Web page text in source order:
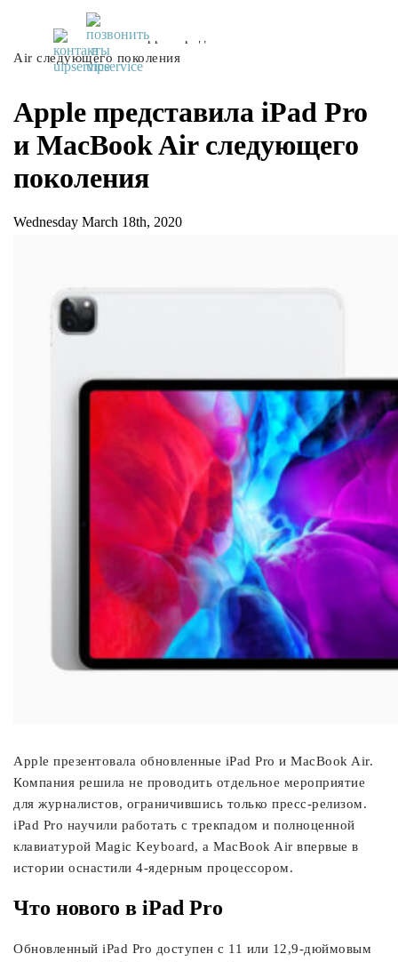
UiPservice »Блог»Apple представила iPad Pro и MacBook
Air следующего поколения
Apple представила iPad Pro
и MacBook Air следующего
поколения
Wednesday March 18th, 2020
Apple презентовала обновленные iPad Pro и MacBook Air.
Компания решила не проводить отдельное мероприятие
для журналистов, ограничившись только пресс-релизом.
iPad Pro научили работать с трекпадом и полноценной
клавиатурой Magic Keyboard, а MacBook Air впервые в
истории оснастили 4-ядерным процессором.
Что нового в iPad Pro
Обновленный iPad Pro доступен с 11 или 12,9-дюймовым